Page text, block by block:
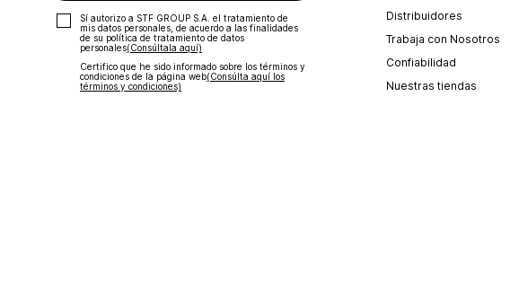
Sí autorizo a STF GROUP S.A. el tratamiento de
mis datos personales, de acuerdo a las finalidades
de su política de tratamiento de datos
personales‎(Consúltala aquí)
Certifico que he sido informado sobre los términos y
condiciones de la página web‎(Consúlta aquí los
términos y condiciones)
Distribuidores
Trabaja con Nosotros
Confiabilidad
Nuestras tiendas